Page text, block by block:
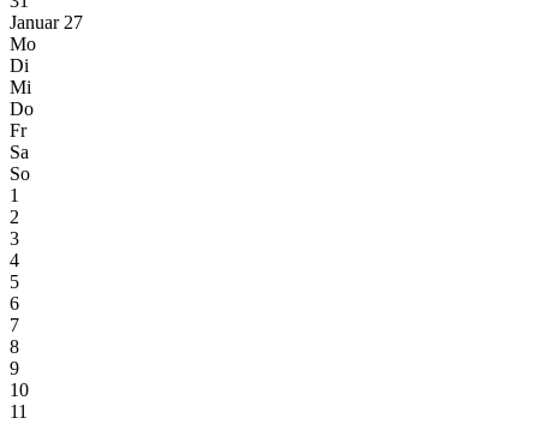
Januar 27
Mo
Di
Mi
Do
Fr
Sa
So
1
2
3
4
5
6
7
8
9
10
11